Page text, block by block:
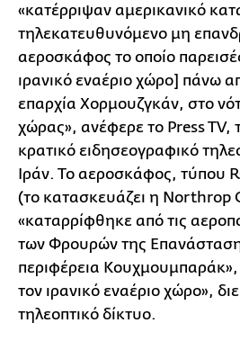
«κατέρριψαν αμερικανικό
τηλεκατευθυνόμενο μη
αεροσκάφος το οποίο
ιρανικό εναέριο χώρο] πάνω
επαρχία Χορμουζγκάν, στο
χώρας», ανέφερε το Press TV,
κρατικό ειδησεογραφικό
Ιράν. Το αεροσκάφος, τύπου
(το κατασκευάζει η Northrop
«καταρρίφθηκε από τις
των Φρουρών της
περιφέρεια
τον ιρανικό εναέριο χώρο»,
τηλεοπτικό δίκτυο.